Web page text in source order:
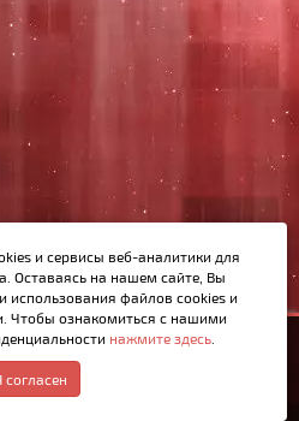
Купить
звонок
публичной офертой,
в MAX
и сервисы веб-аналитики для
Оставаясь на нашем сайте, Вы
использования файлов cookies и
Чтобы ознакомиться с нашими
нажмите здесь
согласен